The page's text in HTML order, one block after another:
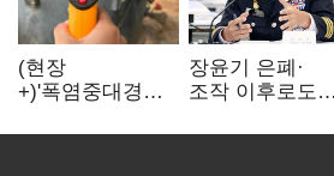
(현장
+)'폭염중대경보'
이주노동자는
장윤기 은폐·
조작 이후로도
내부비위…경찰